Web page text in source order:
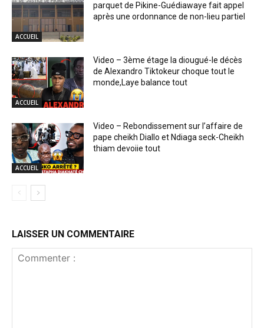
ACCUEIL
parquet de Pikine-Guédiawaye fait appel
après une ordonnance de non-lieu partiel
ACCUEIL
Video – 3ème étage la diougué-le décès
de Alexandro Tiktokeur choque tout le
monde,Laye balance tout
ACCUEIL
Video – Rebondissement sur l’affaire de
pape cheikh Diallo et Ndiaga seck-Cheikh
thiam devoiie tout
LAISSER UN COMMENTAIRE